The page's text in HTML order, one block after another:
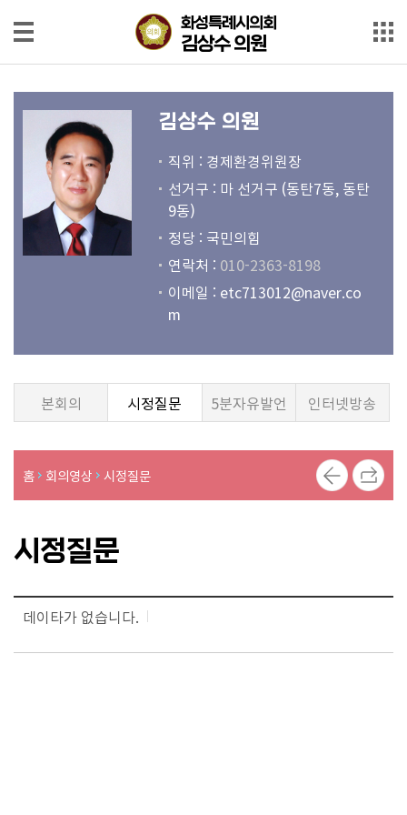
본문으로 바로가기
메인메뉴 바로가기
화성특례시의회
김상수 의원
의
원
의
상
의
의
활
동
사
진
화성특례시의회
김상수 의원
김상수 의원
직위 : 경제환경위원장
선거구 : 마 선거구 (동탄7동, 동탄
9동)
정당 : 국민의힘
연락처 : 010-2363-8198
이메일 : etc713012@naver.co
m
본회의 시정질문 5분자유발언 인터넷방송
홈 회의영상 시정질문
시정질문
데이타가 없습니다.